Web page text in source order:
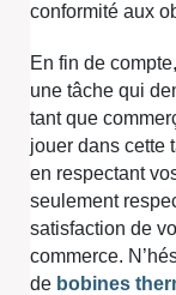
conformité aux
En fin de
une tâche qui
tant que
jouer dans cette
en respectant
seulement
satisfaction de
commerce.
de bobines